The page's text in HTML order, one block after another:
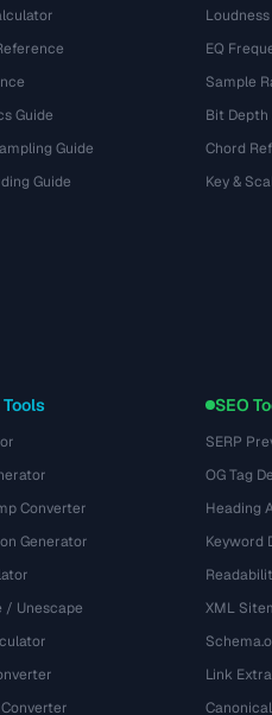
Guide
Guide
Guide
EQ
Sample
Bit Depth
Chord
Key &
Converter
Generator
/ Unescape
SEO
SERP
OG Tag
Heading
Keyword
XML
Link